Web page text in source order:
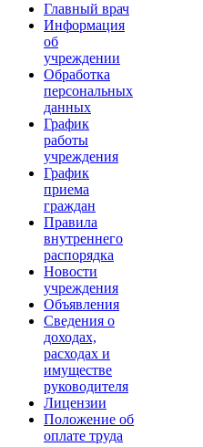
Главный врач
Информация
об
учреждении
Обработка
персональных
данных
График
работы
учреждения
График
приема
граждан
Правила
внутреннего
распорядка
Новости
учреждения
Объявления
Сведения о
доходах,
расходах и
имуществе
руководителя
Лицензии
Положение об
оплате труда